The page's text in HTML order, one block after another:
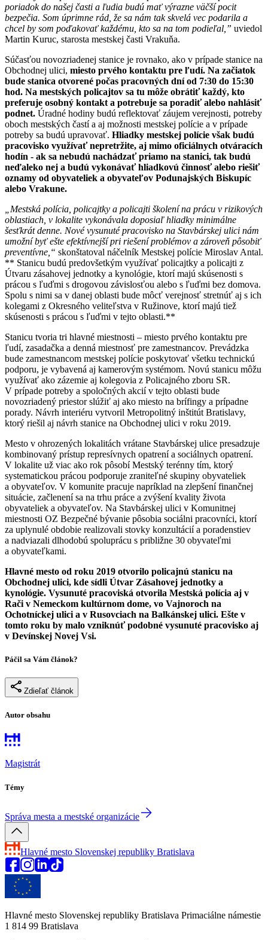
poriadok do našej časti a ľudia budú mať výrazne väčší pocit
bezpečia. Som úprimne rád, že sa nám tak skvelá vec podarila a
chcel by som poďakovať každému, kto sa na tom podieľal,” uviedol
Martin Kuruc, starosta mestskej časti Vrakuňa.
Súčasťou novozriadenej stanice je rovnako, ako v prípade stanice na
Obchodnej ulici, miesto prvého kontaktu pre ľudí. Na začiatok
bude stanica otvorené počas pracovných dní od 7:30 do 15:30
hod. Na mestských policajtov sa tu môže obrátiť každý, kto
preferuje osobný kontakt a potrebuje sa poradiť alebo nahlásiť
podnet. Úradné hodiny budú reflektovať záujem verejnosti, potreby
oboch mestských častí a aj možnosti mestskej polície a v prípade
potreby sa budú upravovať. Hliadky mestskej polície však budú
pracovisko využívať nepretržite, aj mimo oficiálnych otváracích
hodín - ak sa nebudú nachádzať priamo na stanici, tak budú
neďaleko nej a budú vykonávať hliadkovú činnosť alebo riešiť
oznamy od obyvateliek a obyvateľov Podunajských Biskupíc
alebo Vrakune.
„Mestská polícia, policajtky a policajti školení na prácu v rizikových
oblastiach, v lokalite vykonávala doposiaľ hliadky minimálne
šesťkrát denne. Nové vysunuté pracovisko na Stavbárskej ulici nám
umožní byť ešte efektívnejší pri riešení problémov a zároveň pôsobiť
preventívne,“ skonštatoval náčelník Mestskej polície Miroslav Antal.
** Stanicu budú predovšetkým využívať policajtky a policajti z
Útvaru zásahovej jednotky a kynológie, ktorí majú skúsenosti s
prácou s ľuďmi s drogovou závislosťou alebo s ľuďmi bez domova.
Spolu s nimi sa v danej oblasti bude môcť verejnosť stretnúť aj s ich
kolegami z Okresného veliteľstva v Ružinove, ktorí majú tiež
skúsenosti s prácou s ľuďmi v tejto oblasti.**
Stanicu tvoria tri hlavné miestnosti – miesto prvého kontaktu pre
ľudí, zasadačka a denná miestnosť pre zamestnancov. Prevádzka
bude zamestnancom mestskej polície poskytovať všetku technickú
podporu, je vybavená aj kamerovým systémom. Novú stanicu môžu
využívať ako zázemie aj kolegovia z Policajného zboru SR.
V prípade potreby a spoločných akcií v tejto oblasti bude
novozriadený priestor slúžiť aj ako miesto na brífingy a prípadne
porady. Návrh interiéru vytvoril Metropolitný inštitút Bratislavy,
ktorý riešil aj návrh stanice na Obchodnej ulici v roku 2019.
Mesto v ohrozených lokalitách vrátane Stavbárskej ulice presadzuje
kombinovaný prístup represívnych opatrení a sociálnych opatrení.
V lokalite už viac ako rok pôsobí Mestský terénny tím, ktorý
systematickou prácou podporuje zraniteľné skupiny obyvateliek
a obyvateľov. V komunite pracuje napríklad na zlepšení finančnej
situácie, začlenení sa na trhu práce a zvýšení kvality života
obyvateliek a obyvateľov. Na Stavbárskej ulici v Komunitnej
miestnosti OZ Bezpečné bývanie pôsobia sociálni pracovníci, ktorí
za uplynulé obdobie realizovali stovky konzultácií a poradenstiev
a nadviazali dlhodobú spoluprácu s približne 30 obyvateľmi
a obyvateľkami.
Hlavné mesto od roku 2019 otvorilo policajnú stanicu na
Obchodnej ulici, kde sídli Útvar Zásahovej jednotky a
kynológie. Vysunuté pracoviská otvorila Mestská polícia aj v
Rači v Nemeckom kultúrnom dome, vo Vajnoroch na
Ochotníckej ulici a v Rusovciach na Balkánskej ulici. Ešte v
tomto roku by malo vzniknúť podobné vysunuté pracovisko aj
v Devínskej Novej Vsi.
Páčil sa Vám článok?
Zdieľať článok
Autor obsahu
Magistrát
Témy
Správa mesta a mestské organizácie
Hlavné mesto Slovenskej republiky Bratislava
Hlavné mesto Slovenskej republiky Bratislava Primaciálne námestie
1 814 99 Bratislava